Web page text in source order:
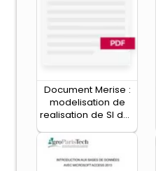
Document Merise :
modelisation de
realisation de SI des